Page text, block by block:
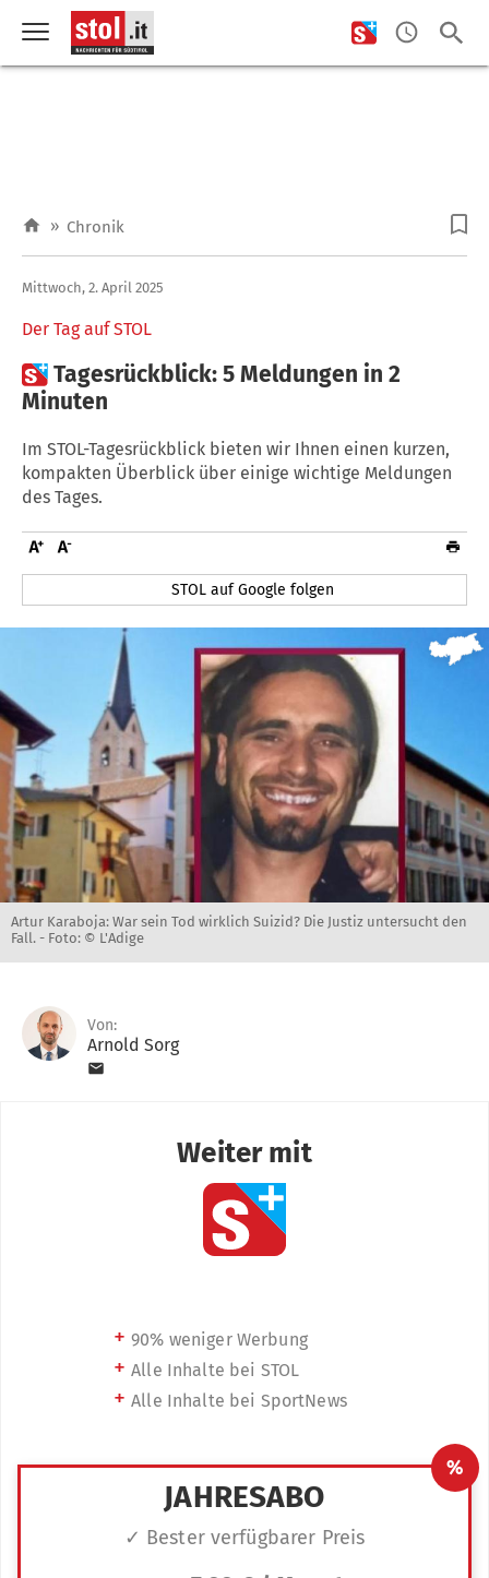
» Chronik
Der Tag auf STOL
Mittwoch, 2. April 2025
Tagesrückblick: 5 Meldungen in 2
Minuten
Im STOL-Tagesrückblick bieten wir Ihnen einen kurzen,
kompakten Überblick über einige wichtige Meldungen
des Tages.
STOL auf Google folgen
Artur Karaboja: War sein Tod wirklich Suizid? Die Justiz untersucht den
Fall. - Foto: © L'Adige
Von:
Arnold Sorg